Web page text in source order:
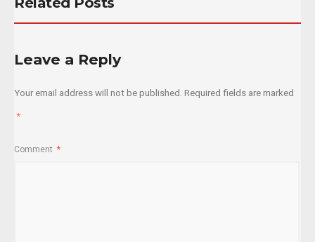
Leave a Reply
Your email address will not be published. Required fields are marked
*
Comment *